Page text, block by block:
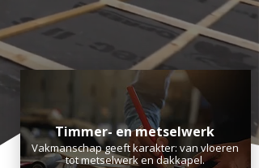
Timmer- en metselwerk
Vakmanschap geeft karakter: van vloeren
tot metselwerk en dakkapel.